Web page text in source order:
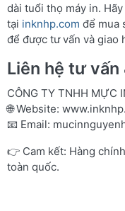
dài tuổi thọ máy in.
tại inknhp.com để mua
để được tư vấn và giao
Liên hệ tư vấn
CÔNG TY TNHH MỰC
🌐 Website:
📧 Email:
👉 Cam kết: Hàng
toàn quốc.